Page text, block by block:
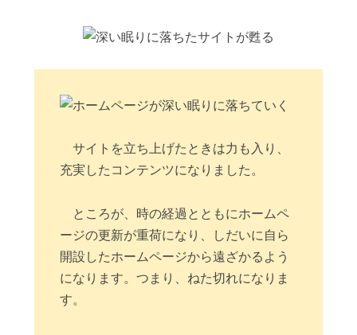
ok r
es
t
bl
r
In
サイトを立ち上げたときは力も入り、
充実したコンテンツになりました。
ところが、時の経過とともにホームペ
ージの更新が重荷になり、しだいに自ら
開設したホームページから遠ざかるよう
になります。つまり、ねた切れになりま
す。